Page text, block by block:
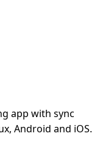
app with sync
Android and iOS.